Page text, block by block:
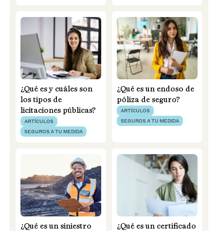
¿Qué es y cuáles son
los tipos de
licitaciones públicas?
ARTÍCULOS
SEGUROS A TU MEDIDA
¿Qué es un endoso de
póliza de seguro?
ARTÍCULOS
SEGUROS A TU MEDIDA
¿Qué es un siniestro
¿Qué es un certificado